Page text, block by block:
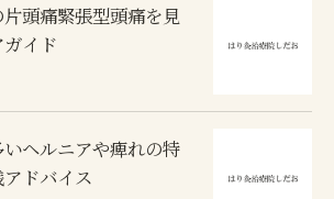
頭痛緊張型頭痛を見
イド
ヘルニアや痺れの特
ドバイス